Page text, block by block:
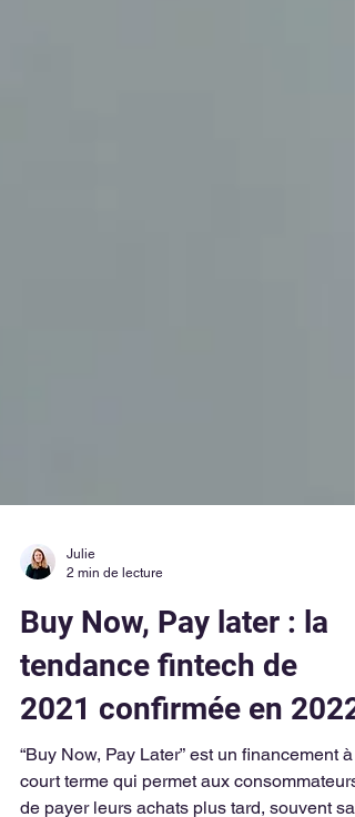
2 min de lecture
Buy Now, Pay later : la
tendance fintech de
2021 confirmée en 2022
“Buy Now, Pay Later” est un financement à